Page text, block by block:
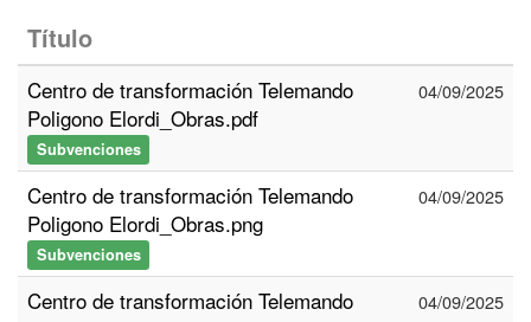
Título
Centro de transformación Telemando
Poligono Elordi_Obras.pdf
Subvenciones
04/09/2025
Centro de transformación Telemando
Poligono Elordi_Obras.png
Subvenciones
04/09/2025
Centro de transformación Telemando
04/09/2025